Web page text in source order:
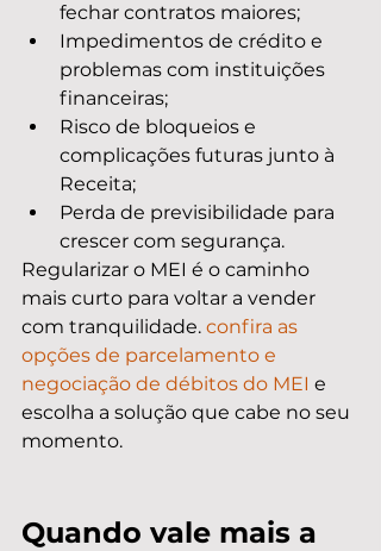
fechar contratos maiores;
Impedimentos de crédito e
problemas com instituições
financeiras;
Risco de bloqueios e
complicações futuras junto à
Receita;
Perda de previsibilidade para
crescer com segurança.
Regularizar o MEI é o caminho
mais curto para voltar a vender
com tranquilidade. confira as
opções de parcelamento e
negociação de débitos do MEI e
escolha a solução que cabe no seu
momento.
Quando vale mais a